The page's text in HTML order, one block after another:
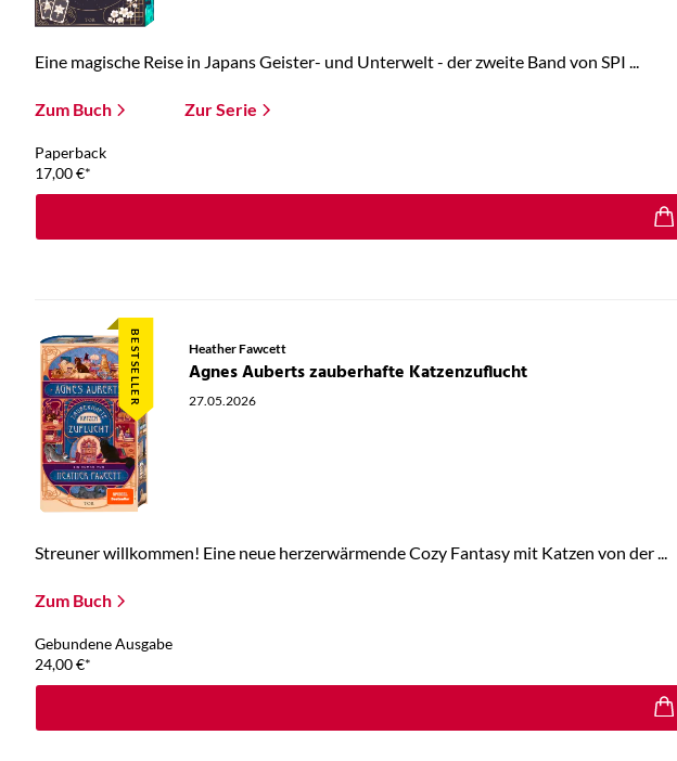
Eine magische Reise in Japans Geister- und Unterwelt - der zweite Band von SPI ...
Zum Buch Zur Serie
Paperback
17,00€*
BESTSELLER Heather Fawcett
Agnes Auberts zauberhafte Katzenzuflucht
27.05.2026
Streuner willkommen! Eine neue herzerwärmende Cozy Fantasy mit Katzen von der ...
Zum Buch
Gebundene Ausgabe
24,00€*